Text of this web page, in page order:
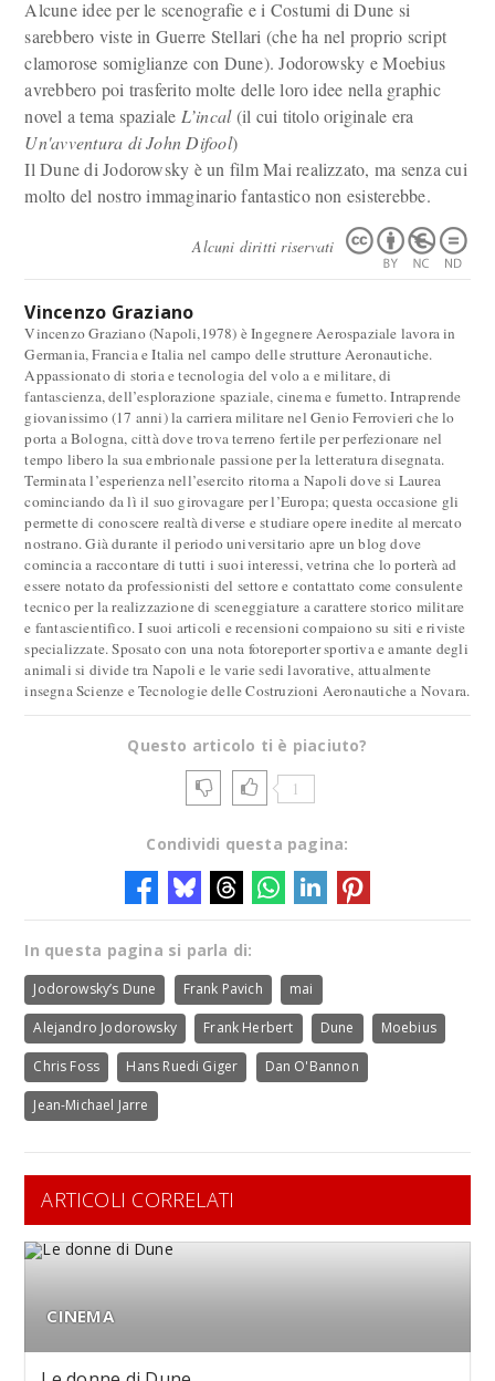
Alcune idee per le scenografie e i Costumi di Dune si
sarebbero viste in Guerre Stellari (che ha nel proprio script
clamorose somiglianze con Dune). Jodorowsky e Moebius
avrebbero poi trasferito molte delle loro idee nella graphic
novel a tema spaziale L’incal(il cui titolo originale era
Un'avventura di John Difool)
Il Dune di Jodorowsky è un film Mai realizzato, ma senza cui
molto del nostro immaginario fantastico non esisterebbe.
Alcuni diritti riservati
Vincenzo Graziano
Vincenzo Graziano (Napoli,1978) è Ingegnere Aerospaziale lavora in
Germania, Francia e Italia nel campo delle strutture Aeronautiche.
Appassionato di storia e tecnologia del volo a e militare, di
fantascienza, dell’esplorazione spaziale, cinema e fumetto. Intraprende
giovanissimo (17 anni) la carriera militare nel Genio Ferrovieri che lo
porta a Bologna, città dove trova terreno fertile per perfezionare nel
tempo libero la sua embrionale passione per la letteratura disegnata.
Terminata l’esperienza nell’esercito ritorna a Napoli dove si Laurea
cominciando da lì il suo girovagare per l’Europa; questa occasione gli
permette di conoscere realtà diverse e studiare opere inedite al mercato
nostrano. Già durante il periodo universitario apre un blog dove
comincia a raccontare di tutti i suoi interessi, vetrina che lo porterà ad
essere notato da professionisti del settore e contattato come consulente
tecnico per la realizzazione di sceneggiature a carattere storico militare
e fantascientifico. I suoi articoli e recensioni compaiono su siti e riviste
specializzate. Sposato con una nota fotoreporter sportiva e amante degli
animali si divide tra Napoli e le varie sedi lavorative, attualmente
insegna Scienze e Tecnologie delle Costruzioni Aeronautiche a Novara.
Questo articolo ti è piaciuto?
1
Condividi questa pagina:
In questa pagina si parla di:
Jodorowsky’s Dune Frank Pavich mai
Alejandro Jodorowsky Frank Herbert Dune Moebius
Chris Foss Hans Ruedi Giger Dan O'Bannon
Jean-Michael Jarre
ARTICOLI CORRELATI
CINEMA